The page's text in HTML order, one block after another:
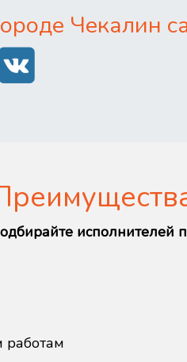
Чекалин
исполнителей